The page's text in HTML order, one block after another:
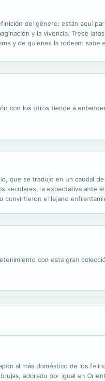
del género: están aquí
y la vivencia. Trece
y de quienes la rodean: sabe
con los otros tiende a
que se tradujo en un caudal
seculares, la expectativa ante
convirtieron el lejano
con esta gran
al más doméstico de los
adorado por igual en